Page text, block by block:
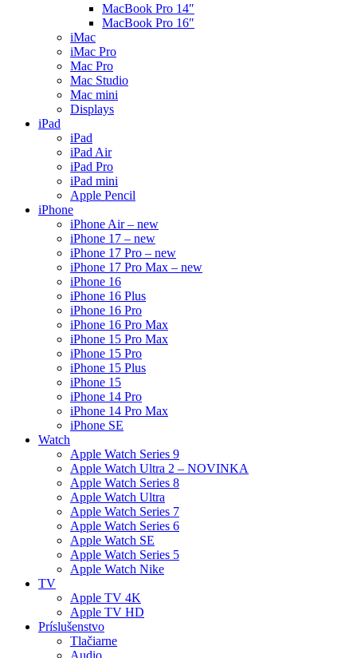
MacBook Pro 14″
MacBook Pro 16″
iMac
iMac Pro
Mac Pro
Mac Studio
Mac mini
Displays
iPad
iPad
iPad Air
iPad Pro
iPad mini
Apple Pencil
iPhone
iPhone Air – new
iPhone 17 – new
iPhone 17 Pro – new
iPhone 17 Pro Max – new
iPhone 16
iPhone 16 Plus
iPhone 16 Pro
iPhone 16 Pro Max
iPhone 15 Pro Max
iPhone 15 Pro
iPhone 15 Plus
iPhone 15
iPhone 14 Pro
iPhone 14 Pro Max
iPhone SE
Watch
Apple Watch Series 9
Apple Watch Ultra 2 – NOVINKA
Apple Watch Series 8
Apple Watch Ultra
Apple Watch Series 7
Apple Watch Series 6
Apple Watch SE
Apple Watch Series 5
Apple Watch Nike
TV
Apple TV 4K
Apple TV HD
Príslušenstvo
Tlačiarne
Audio